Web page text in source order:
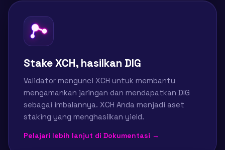
Stake XCH, hasilkan DIG
Validator mengunci XCH untuk membantu
mengamankan jaringan dan mendapatkan DIG
sebagai imbalannya. XCH Anda menjadi aset
staking yang menghasilkan yield.
Pelajari lebih lanjut di Dokumentasi →